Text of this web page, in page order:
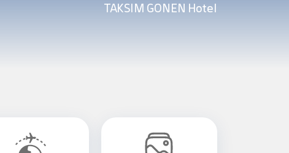
TAKSIM GONEN Hotel